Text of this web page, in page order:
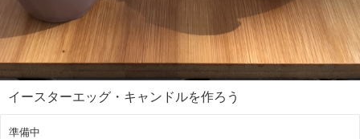
イースターエッグ・キャンドルを作ろう
準備中